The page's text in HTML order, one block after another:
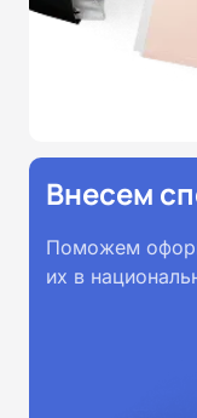
Внесем
Поможем
их в